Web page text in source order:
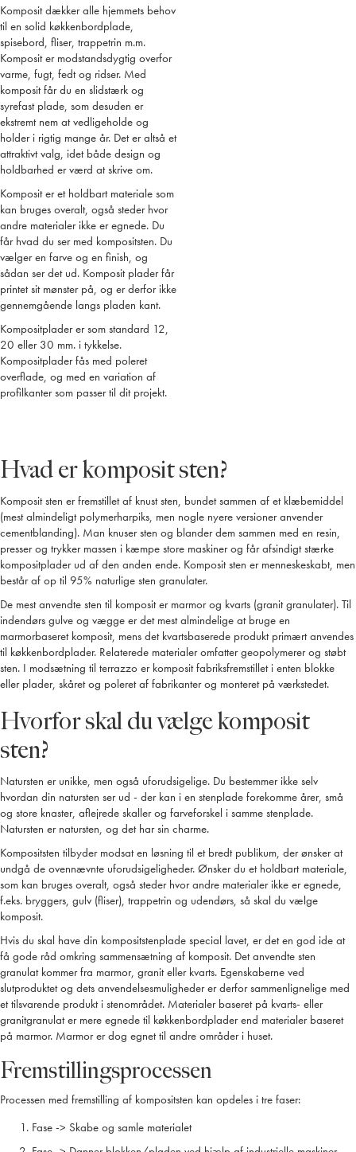
Komposit dækker alle hjemmets behov
til en solid køkkenbordplade,
spisebord, fliser, trappetrin m.m.
Komposit er modstandsdygtig overfor
varme, fugt, fedt og ridser. Med
komposit får du en slidstærk og
syrefast plade, som desuden er
ekstremt nem at vedligeholde og
holder i rigtig mange år. Det er altså et
attraktivt valg, idet både design og
holdbarhed er værd at skrive om.
Komposit er et holdbart materiale som
kan bruges overalt, også steder hvor
andre materialer ikke er egnede. Du
får hvad du ser med kompositsten. Du
vælger en farve og en finish, og
sådan ser det ud. Komposit plader får
printet sit mønster på, og er derfor ikke
gennemgående langs pladen kant.
Kompositplader er som standard 12,
20 eller 30 mm. i tykkelse.
Kompositplader fås med poleret
overflade, og med en variation af
profilkanter som passer til dit projekt.
Hvad er komposit sten?
Komposit sten er fremstillet af knust sten, bundet sammen af et klæbemiddel
(mest almindeligt polymerharpiks, men nogle nyere versioner anvender
cementblanding). Man knuser sten og blander dem sammen med en resin,
presser og trykker massen i kæmpe store maskiner og får afsindigt stærke
kompositplader ud af den anden ende. Komposit sten er menneskeskabt, men
består af op til 95% naturlige sten granulater.
De mest anvendte sten til komposit er marmor og kvarts (granit granulater). Til
indendørs gulve og vægge er det mest almindelige at bruge en
marmorbaseret komposit, mens det kvartsbaserede produkt primært anvendes
til køkkenbordplader. Relaterede materialer omfatter geopolymerer og støbt
sten. I modsætning til terrazzo er komposit fabriksfremstillet i enten blokke
eller plader, skåret og poleret af fabrikanter og monteret på værkstedet.
Hvorfor skal du vælge komposit
sten?
Natursten er unikke, men også uforudsigelige. Du bestemmer ikke selv
hvordan din natursten ser ud - der kan i en stenplade forekomme årer, små
og store knaster, aflejrede skaller og farveforskel i samme stenplade.
Natursten er natursten, og det har sin charme.
Kompositsten tilbyder modsat en løsning til et bredt publikum, der ønsker at
undgå de ovennævnte uforudsigeligheder. Ønsker du et holdbart materiale,
som kan bruges overalt, også steder hvor andre materialer ikke er egnede,
f.eks. bryggers, gulv (fliser), trappetrin og udendørs, så skal du vælge
komposit.
Hvis du skal have din kompositstenplade special lavet, er det en god ide at
få gode råd omkring sammensætning af komposit. Det anvendte sten
granulat kommer fra marmor, granit eller kvarts. Egenskaberne ved
slutproduktet og dets anvendelsesmuligheder er derfor sammenlignelige med
et tilsvarende produkt i stenområdet. Materialer baseret på kvarts- eller
granitgranulat er mere egnede til køkkenbordplader end materialer baseret
på marmor. Marmor er dog egnet til andre områder i huset.
Fremstillingsprocessen
Processen med fremstilling af kompositsten kan opdeles i tre faser:
Fase -> Skabe og samle materialet